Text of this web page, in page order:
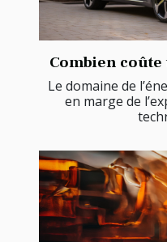
Combien
Le domaine de
en marge de